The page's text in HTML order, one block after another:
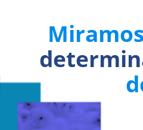
Miramos